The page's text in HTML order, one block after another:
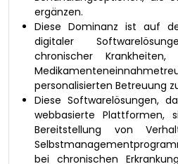
ergänzen.
Diese Dominanz ist auf
digitaler
chronischer
personalisierten Betreuung
Diese Softwarelösungen,
webbasierte Plattformen,
Bereitstellung von
bei chronischen